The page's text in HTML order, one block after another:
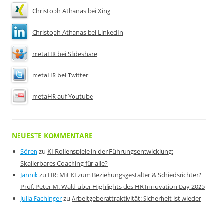
Christoph Athanas bei Xing
Christoph Athanas bei LinkedIn
metaHR bei Slideshare
metaHR bei Twitter
metaHR auf Youtube
NEUESTE KOMMENTARE
Sören zu KI-Rollenspiele in der Führungsentwicklung:
Skalierbares Coaching für alle?
Jannikzu HR: Mit KI zum Beziehungsgestalter & Schiedsrichter?
Prof. Peter M. Wald über Highlights des HR Innovation Day 2025
Julia Fachingerzu Arbeitgeberattraktivität: Sicherheit ist wieder